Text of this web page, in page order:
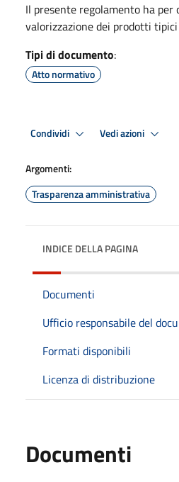
Il presente regolamento ha
valorizzazione dei prodotti
Tipi di documento:
Atto normativo
Condividi Vedi azioni
Argomenti:
Trasparenza amministrativa
INDICE DELLA PAGINA
Documenti
Ufficio responsabile del
Formati disponibili
Licenza di distribuzione
Documenti